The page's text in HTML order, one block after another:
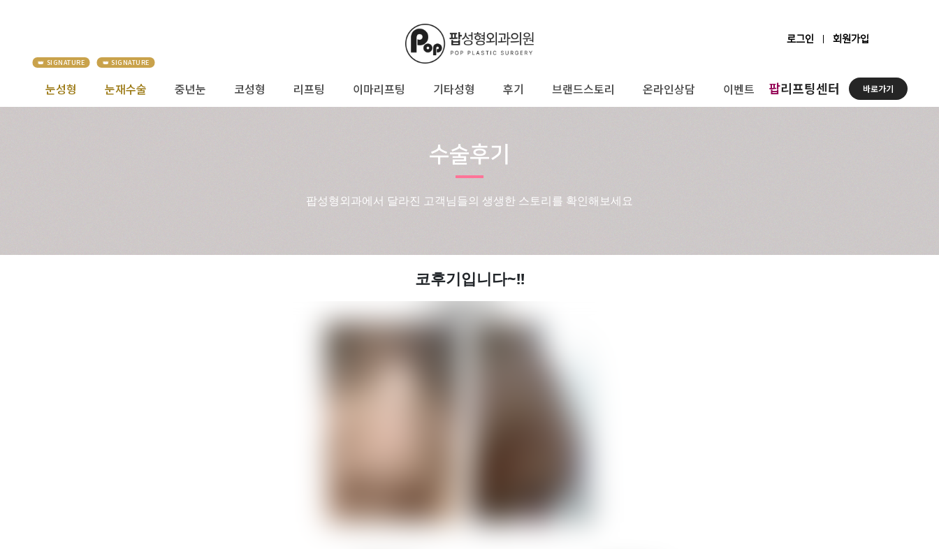
로그인 회원가입
눈성형 눈재수술 중년눈 코성형 리프팅 이마리프팅 기타성형 후기 브랜드스토리 온라인상담 이벤트 팝리프팅센터 바로가기
수술후기
팝성형외과에서 달라진 고객님들의 생생한 스토리를 확인해보세요
코후기입니다~!!